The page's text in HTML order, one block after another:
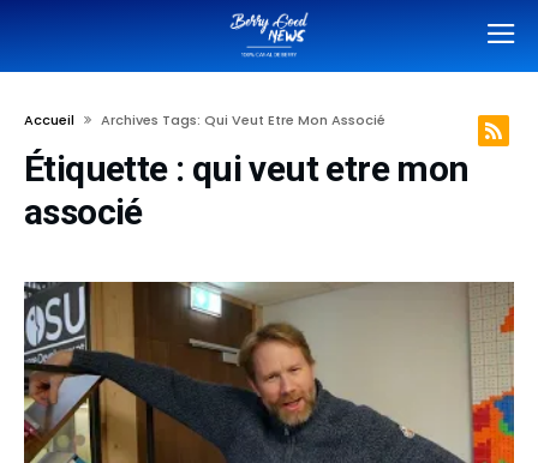
Accueil Archives Tags: Qui Veut Etre Mon Associé
Étiquette : qui veut etre mon
associé